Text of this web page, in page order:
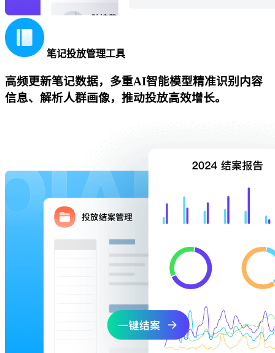
笔记投放管理工具
高频更新笔记数据，多重AI智能模型精准识别内容
信息、解析人群画像，推动投放高效增长。